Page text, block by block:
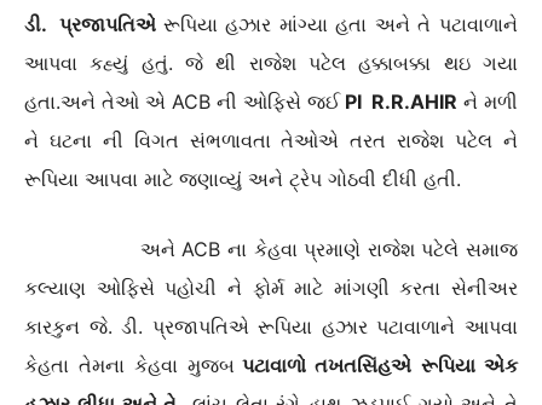
ડી. પ્રજાપતિએ રૂપિયા હઝાર માંગ્યા હતા અને તે પટાવાળાને
આપવા કહ્યું હતું. જે થી રાજેશ પટેલ હક્કાબક્કા થઇ ગયા
હતા.અને તેઓ એ ACB ની ઓફિસે જઈPI R.R.AHIR ને મળી
ને ઘટના ની વિગત સંભળાવતા તેઓએ તરત રાજેશ પટેલ ને
રૂપિયા આપવા માટે જણાવ્યું અને ટ્રેપ ગોઠવી દીધી હતી.
અને ACB ના કેહવા પ્રમાણે રાજેશ પટેલે સમાજ
કલ્યાણ ઓફિસે પહોચી ને ફોર્મ માટે માંગણી કરતા સેનીઅર
કારકુન જે. ડી. પ્રજાપતિએ રૂપિયા હઝાર પટાવાળાને આપવા
કેહતા તેમના કેહવા મુજબ પટાવાળો તખતસિંહએ રૂપિયા એક